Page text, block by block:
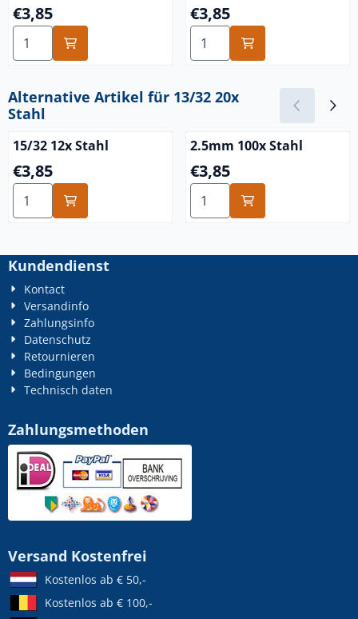
Preis: 3,85
€3,85
Anzahl wählen für 7/16 15x Stahl
Preis: 3,85
€3,85
Anzahl wählen für 1/4 40x
Alternative Artikel für 13/32 20x
Stahl
15/32 12x Stahl
Preis: 3,85
€3,85
Anzahl wählen für 15/32 12x Stahl
2.5mm 100x Stahl
Preis: 3,85
€3,85
Anzahl wählen für 2.5mm
Kundendienst
Kontact
Versandinfo
Zahlungsinfo
Datenschutz
Retournieren
Bedingungen
Technisch daten
Zahlungsmethoden
Versand Kostenfrei
Kostenlos ab € 50,-
Kostenlos ab € 100,-